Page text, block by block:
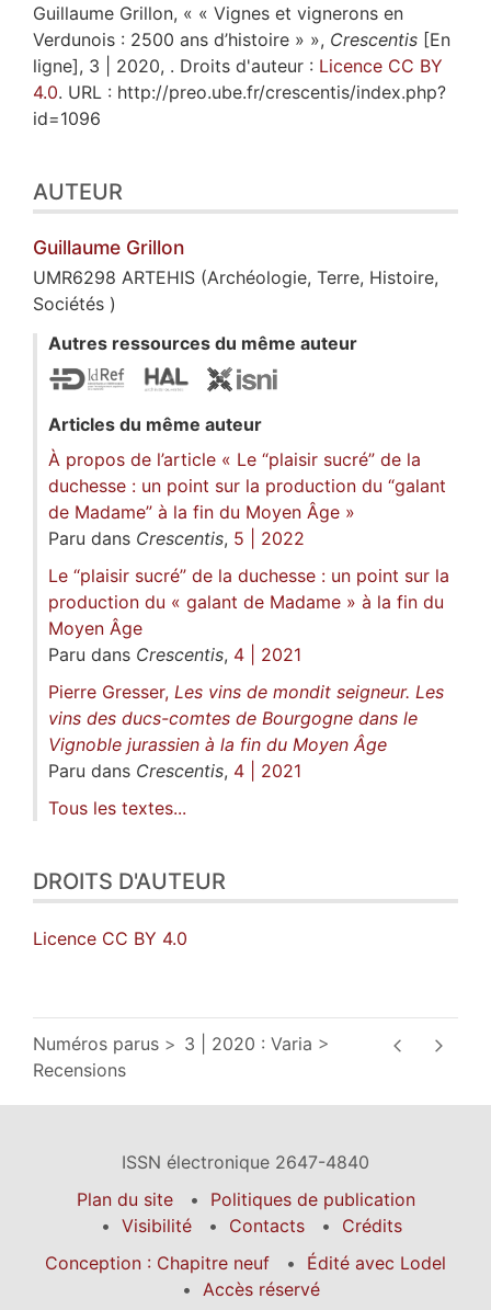
Guillaume Grillon, « « Vignes et vignerons en
Verdunois : 2500 ans d’histoire » », Crescentis [En
ligne], 3 | 2020, . Droits d'auteur : Licence CC BY
4.0. URL : http://preo.ube.fr/crescentis/index.php?
id=1096
AUTEUR
Guillaume Grillon
UMR6298 ARTEHIS (Archéologie, Terre, Histoire,
Sociétés )
Autres ressources du même auteur
Articles du même auteur
À propos de l’article « Le “plaisir sucré” de la
duchesse : un point sur la production du “galant
de Madame” à la fin du Moyen Âge »
Paru dans Crescentis, 5 | 2022
Le “plaisir sucré” de la duchesse : un point sur la
production du « galant de Madame » à la fin du
Moyen Âge
Paru dans Crescentis, 4 | 2021
Pierre Gresser, Les vins de mondit seigneur. Les
vins des ducs-comtes de Bourgogne dans le
Vignoble jurassien à la fin du Moyen Âge
Paru dans Crescentis, 4 | 2021
Tous les textes...
DROITS D'AUTEUR
Licence CC BY 4.0
Numéros parus
3 | 2020 : Varia
Recensions
ISSN électronique 2647-4840
Plan du site
Politiques de publication
Visibilité
Contacts
Crédits
Conception : Chapitre neuf
Édité avec Lodel
Accès réservé